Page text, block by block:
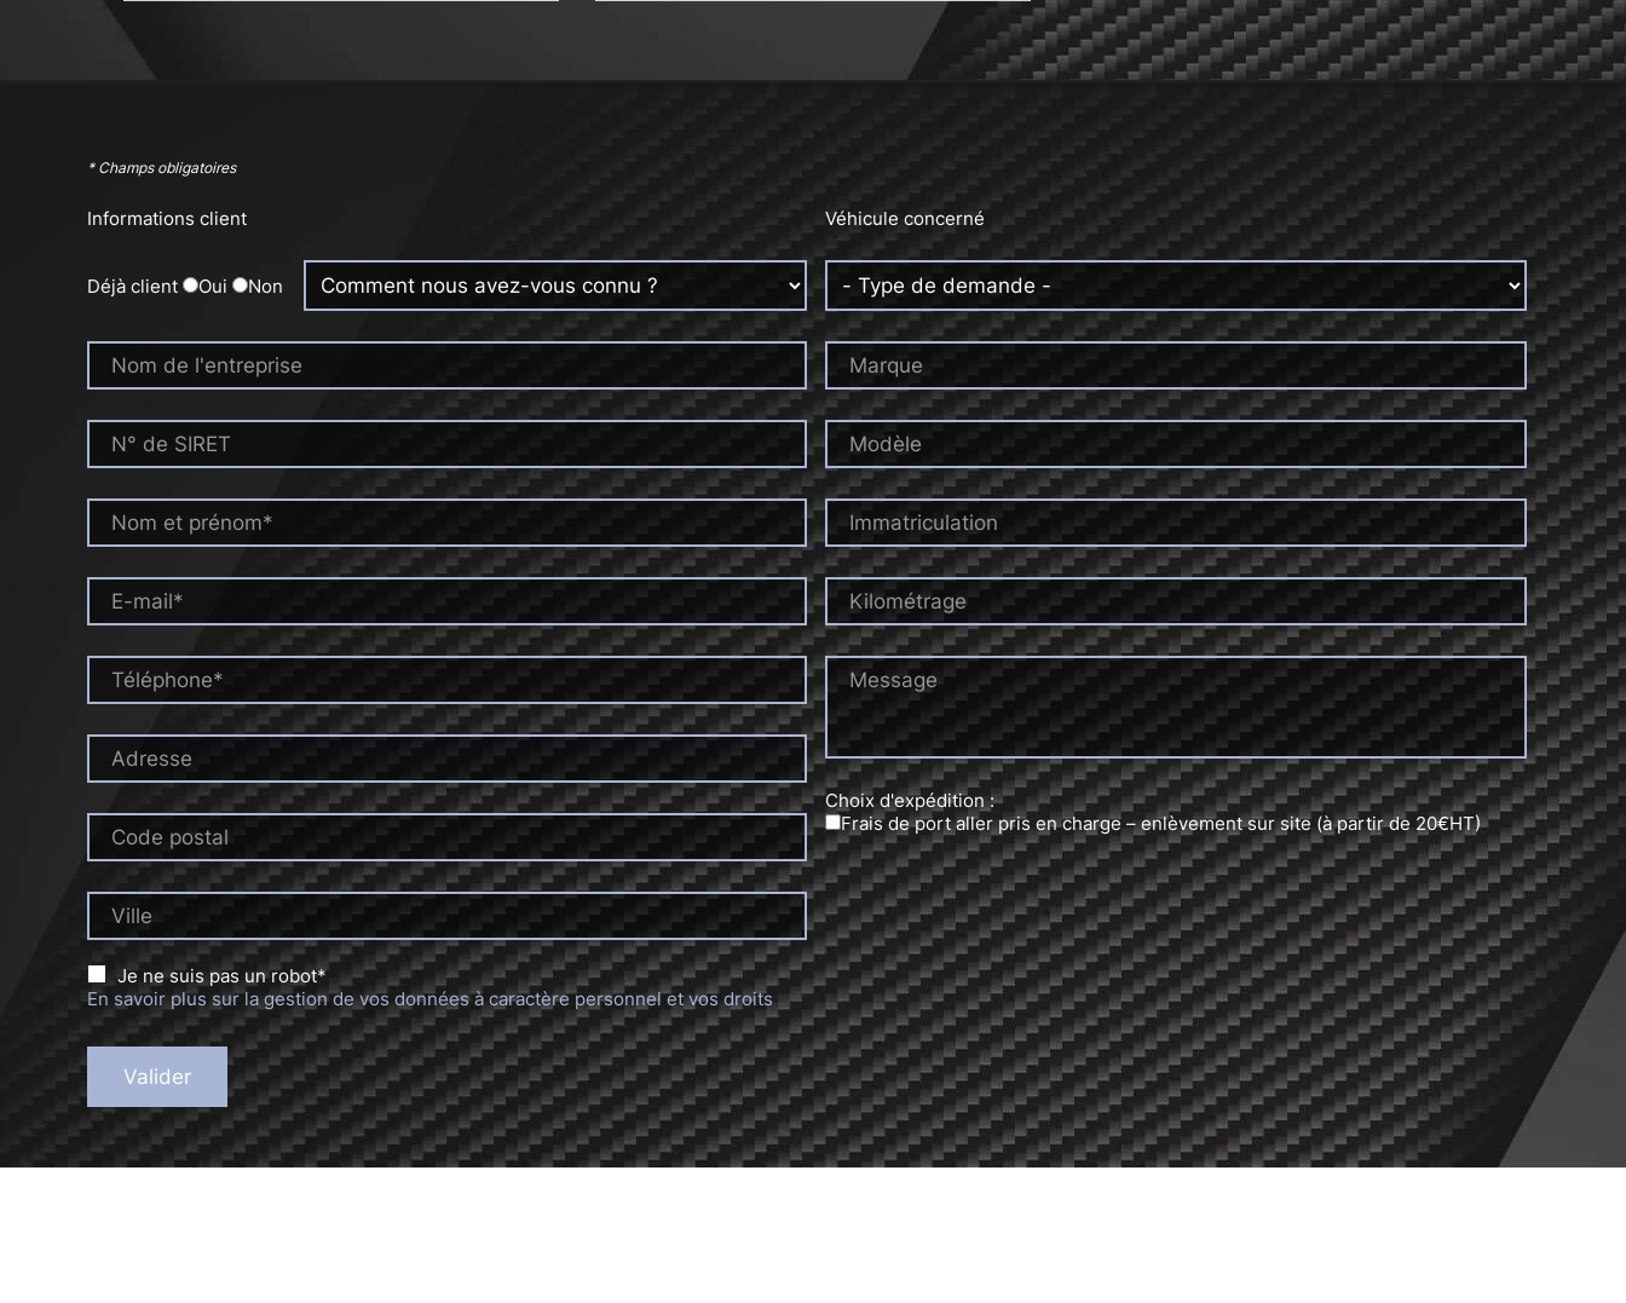
* Champs obligatoires
Informations client
Déjà client Oui Non
Nom de l'entreprise
N° de SIRET
Nom et prénom*
E-mail*
Téléphone*
Adresse
Code postal
Ville
Véhicule concerné
Marque
Modèle
Immatriculation
Kilométrage
Message
Choix d'expédition :
Frais de port aller pris en charge – enlèvement sur site (à partir de 20€HT)
Je ne suis pas un robot*
En savoir plus sur la gestion de vos données à caractère personnel et vos droits
Valider